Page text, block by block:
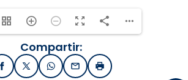
Compartir:
FacebookX / TwitterWhatsApp
EmailImprimir